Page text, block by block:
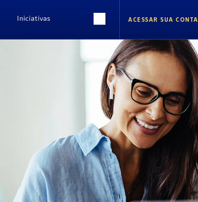
Iniciativas ACESSAR SUA CONTA